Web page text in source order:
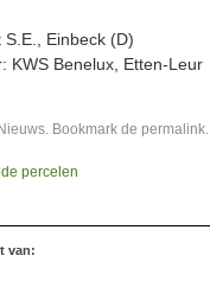
S.E., Einbeck (D)
KWS Benelux, Etten-Leur
Nieuws. Bookmark de permalink.
percelen
van: